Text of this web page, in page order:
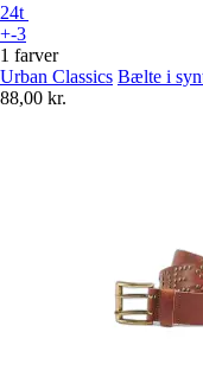
24t
+-3
1 farver
Urban Classics Bælte i
88,00 kr.